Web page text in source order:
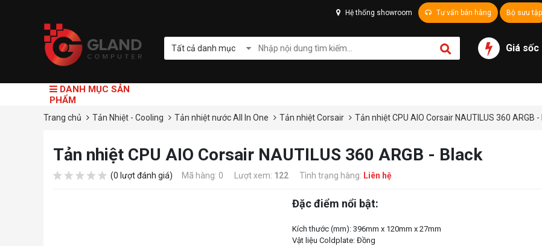
Hệ thống showroom Tư vấn bán hàng Bộ sưu tập
Tất cả danh mục Giá sốc
DANH MỤC SẢN
PHẨM
Trang chủ Tản Nhiệt - Cooling Tản nhiệt nước All In One Tản nhiệt Corsair Tản nhiệt CPU AIO Corsair NAUTILUS 360 ARGB -
Tản nhiệt CPU AIO Corsair NAUTILUS 360 ARGB - Black
(0 lượt đánh giá) Mã hàng: 0 Lượt xem: 122 Tình trạng hàng: Liên hệ
Đặc điểm nổi bật:
Kích thước (mm): 396mm x 120mm x 27mm
Vật liệu Coldplate: Đồng